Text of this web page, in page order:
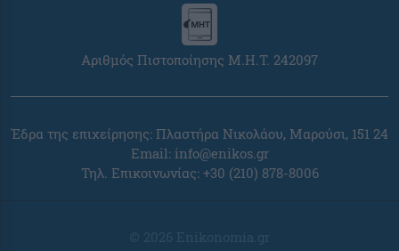
Αριθμός Πιστοποίησης Μ.Η.Τ. 242097
Έδρα της επιχείρησης: Πλαστήρα Νικολάου, Μαρούσι, 151 24
Email: info@enikos.gr
Τηλ. Επικοινωνίας: +30 (210) 878-8006